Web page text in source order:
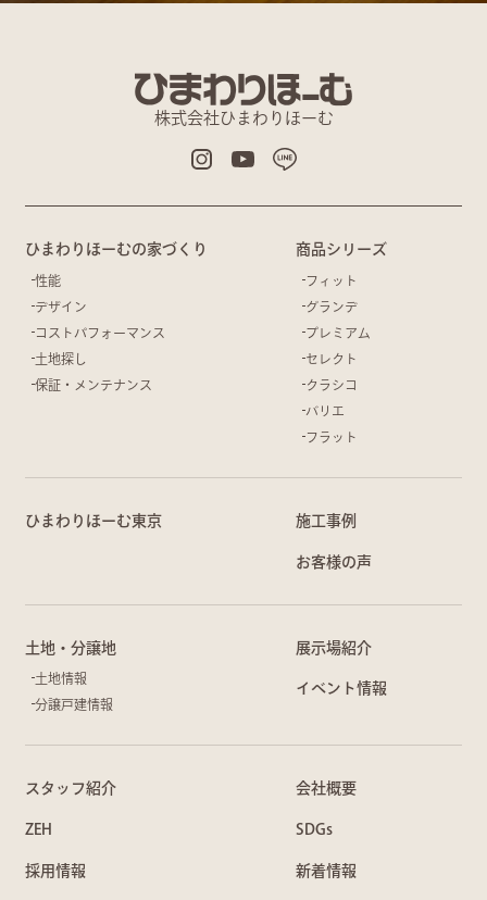
株式会社ひまわりほーむ
ひまわりほーむの家づくり
性能
デザイン
コストパフォーマンス
土地探し
保証・メンテナンス
商品シリーズ
フィット
グランデ
プレミアム
セレクト
クラシコ
バリエ
フラット
ひまわりほーむ東京 施工事例
お客様の声
土地・分譲地
土地情報
分譲戸建情報
展示場紹介
イベント情報
スタッフ紹介 会社概要
ZEH SDGs
採用情報 新着情報